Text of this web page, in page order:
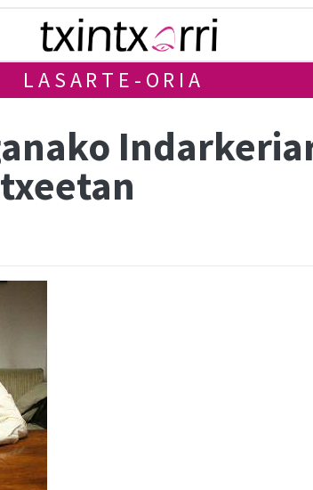
LASARTE-ORIA